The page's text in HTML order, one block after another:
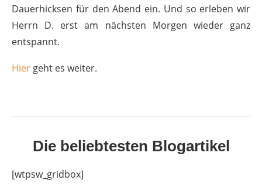
Dauerhicksen für den Abend ein. Und so erleben wir
Herrn D. erst am nächsten Morgen wieder ganz
entspannt.
Hier geht es weiter.
Die beliebtesten Blogartikel
[wtpsw_gridbox]